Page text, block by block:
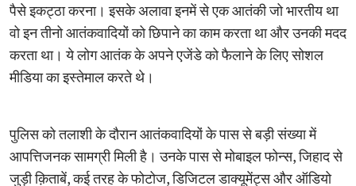
पैसे इकट्ठा करना। इसके अलावा इनमें से एक आतंकी जो भारतीय था
वो इन तीनो आतंकवादियों को छिपाने का काम करता था और उनकी मदद
करता था। ये लोग आतंक के अपने एजेंडे को फैलाने के लिए सोशल
मीडिया का इस्तेमाल करते थे।
पुलिस को तलाशी के दौरान आतंकवादियों के पास से बड़ी संख्‍या में
आपत्तिजनक सामग्री मिली है। उनके पास से मोबाइल फोन्स, जिहाद से
जुड़ी क़िताबें, कई तरह के फोटोज, डिजिटल डाक्यूमेंट्स और ऑडियो